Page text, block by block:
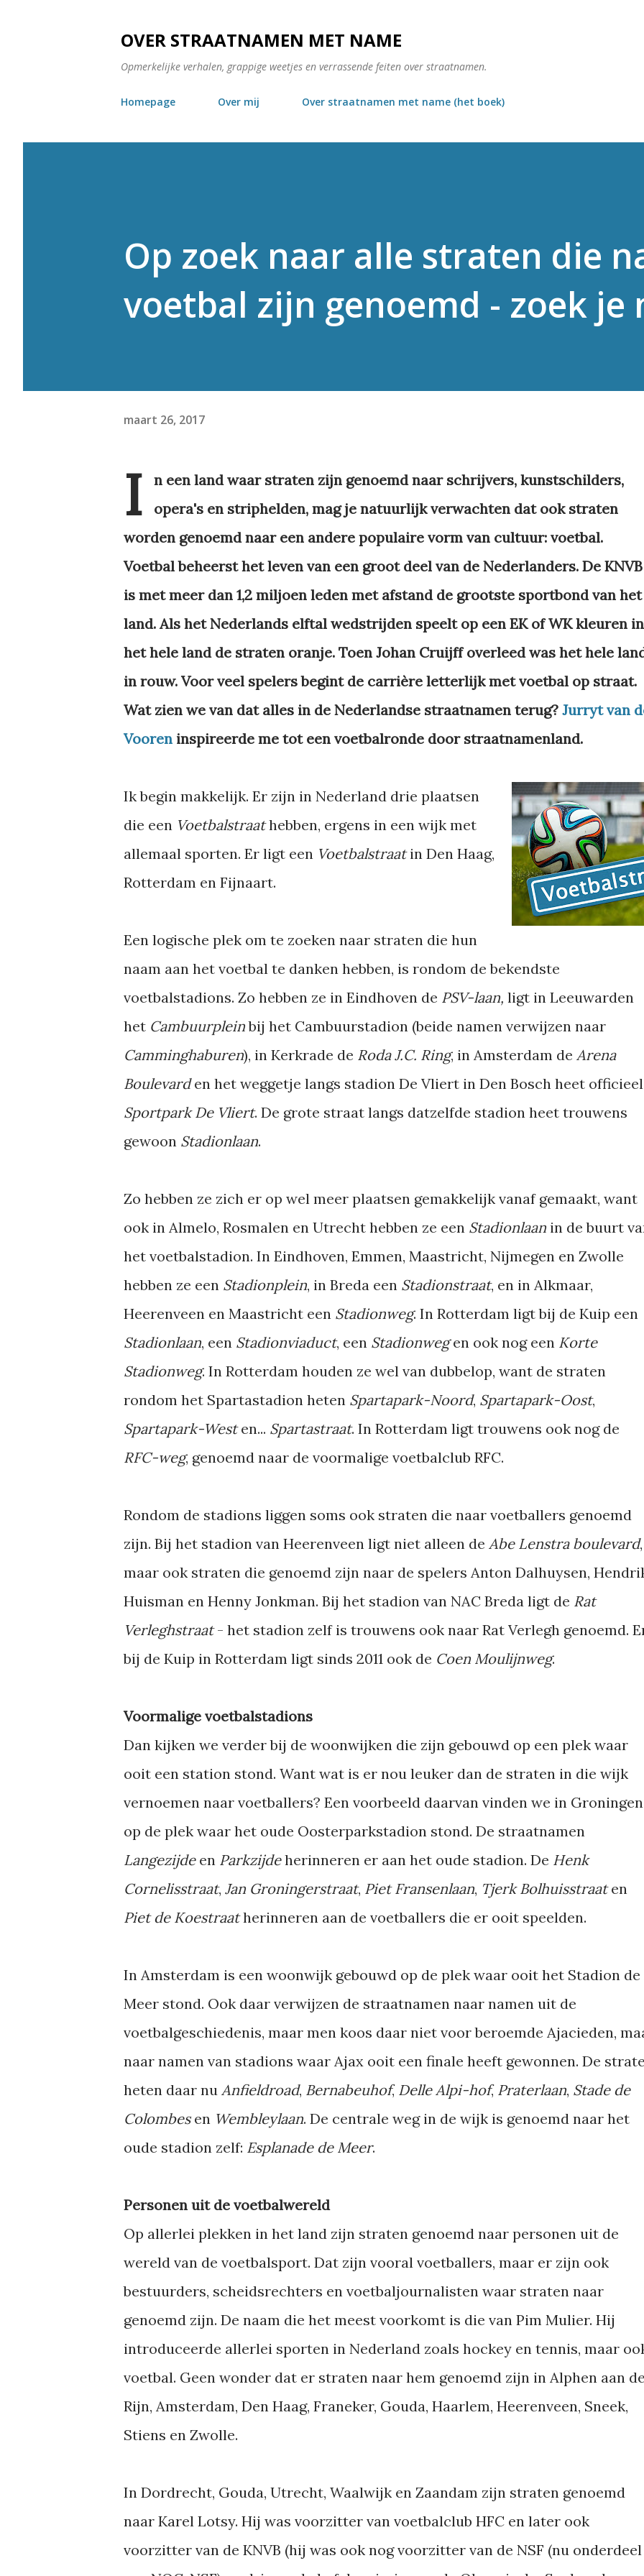
OVER STRAATNAMEN MET NAME
Opmerkelijke verhalen, grappige weetjes en verrassende feiten over straatnamen.
Homepage Over mij Over straatnamen met name (het boek)
Op zoek naar alle straten die
voetbal zijn genoemd - zoek je
maart 26, 2017
I
n een land waar straten zijn genoemd naar schrijvers, kunstschilders,
opera's en striphelden, mag je natuurlijk verwachten dat ook straten
worden genoemd naar een andere populaire vorm van cultuur: voetbal.
Voetbal beheerst het leven van een groot deel van de Nederlanders. De KNVB
is met meer dan 1,2 miljoen leden met afstand de grootste sportbond van het
land. Als het Nederlands elftal wedstrijden speelt op een EK of WK kleuren in
het hele land de straten oranje. Toen Johan Cruijff overleed was het hele
in rouw. Voor veel spelers begint de carrière letterlijk met voetbal op straat.
Wat zien we van dat alles in de Nederlandse straatnamen terug? Jurryt van
Vooren inspireerde me tot een voetbalronde door straatnamenland.
Ik begin makkelijk. Er zijn in Nederland drie plaatsen
die een Voetbalstraathebben, ergens in een wijk met
allemaal sporten. Er ligt een Voetbalstraatin Den Haag,
Rotterdam en Fijnaart.
Een logische plek om te zoeken naar straten die hun
naam aan het voetbal te danken hebben, is rondom de bekendste
voetbalstadions. Zo hebben ze in Eindhoven de PSV-laan, ligt in Leeuwarden
het Cambuurpleinbij het Cambuurstadion (beide namen verwijzen naar
Camminghaburen), in Kerkrade de Roda J.C. Ring, in Amsterdam de Arena
Boulevarden het weggetje langs stadion De Vliert in Den Bosch heet officieel
Sportpark De Vliert. De grote straat langs datzelfde stadion heet trouwens
gewoon Stadionlaan.
Zo hebben ze zich er op wel meer plaatsen gemakkelijk vanaf gemaakt, want
ook in Almelo, Rosmalen en Utrecht hebben ze een Stadionlaan in de buurt
het voetbalstadion. In Eindhoven, Emmen, Maastricht, Nijmegen en Zwolle
hebben ze een Stadionplein, in Breda een Stadionstraat, en in Alkmaar,
Heerenveen en Maastricht een Stadionweg. In Rotterdam ligt bij de Kuip een
Stadionlaan, een Stadionviaduct, een Stadionwegen ook nog een Korte
Stadionweg. In Rotterdam houden ze wel van dubbelop, want de straten
rondom het Spartastadion heten Spartapark-Noord, Spartapark-Oost,
Spartapark-Westen... Spartastraat. In Rotterdam ligt trouwens ook nog de
RFC-weg, genoemd naar de voormalige voetbalclub RFC.
Rondom de stadions liggen soms ook straten die naar voetballers genoemd
zijn. Bij het stadion van Heerenveen ligt niet alleen de Abe Lenstra boulevard,
maar ook straten die genoemd zijn naar de spelers Anton Dalhuysen,
Huisman en Henny Jonkman. Bij het stadion van NAC Breda ligt de Rat
Verleghstraat- het stadion zelf is trouwens ook naar Rat Verlegh genoemd.
bij de Kuip in Rotterdam ligt sinds 2011 ook de Coen Moulijnweg.
Voormalige voetbalstadions
Dan kijken we verder bij de woonwijken die zijn gebouwd op een plek waar
ooit een station stond. Want wat is er nou leuker dan de straten in die wijk
vernoemen naar voetballers? Een voorbeeld daarvan vinden we in Groningen
op de plek waar het oude Oosterparkstadion stond. De straatnamen
Langezijde en Parkzijdeherinneren er aan het oude stadion. De Henk
Cornelisstraat, Jan Groningerstraat, Piet Fransenlaan, Tjerk Bolhuisstraaten
Piet de Koestraatherinneren aan de voetballers die er ooit speelden.
In Amsterdam is een woonwijk gebouwd op de plek waar ooit het Stadion de
Meer stond. Ook daar verwijzen de straatnamen naar namen uit de
voetbalgeschiedenis, maar men koos daar niet voor beroemde Ajacieden,
naar namen van stadions waar Ajax ooit een finale heeft gewonnen. De
heten daar nu Anfieldroad, Bernabeuhof, Delle Alpi-hof, Praterlaan, Stade de
Colombesen Wembleylaan. De centrale weg in de wijk is genoemd naar het
oude stadion zelf: Esplanade de Meer.
Personen uit de voetbalwereld
Op allerlei plekken in het land zijn straten genoemd naar personen uit de
wereld van de voetbalsport. Dat zijn vooral voetballers, maar er zijn ook
bestuurders, scheidsrechters en voetbaljournalisten waar straten naar
genoemd zijn. De naam die het meest voorkomt is die van Pim Mulier. Hij
introduceerde allerlei sporten in Nederland zoals hockey en tennis, maar
voetbal. Geen wonder dat er straten naar hem genoemd zijn in Alphen aan
Rijn, Amsterdam, Den Haag, Franeker, Gouda, Haarlem, Heerenveen, Sneek,
Stiens en Zwolle.
In Dordrecht, Gouda, Utrecht, Waalwijk en Zaandam zijn straten genoemd
naar Karel Lotsy. Hij was voorzitter van voetbalclub HFC en later ook
voorzitter van de KNVB (hij was ook nog voorzitter van de NSF (nu onderdeel